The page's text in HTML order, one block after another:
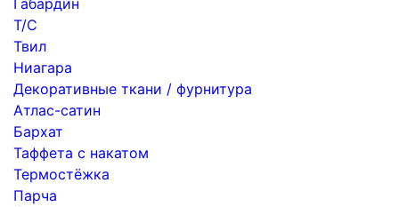
Габардин
Т/С
Твил
Ниагара
Декоративные ткани / фурнитура
Атлас-сатин
Бархат
Таффета с накатом
Термостёжка
Парча